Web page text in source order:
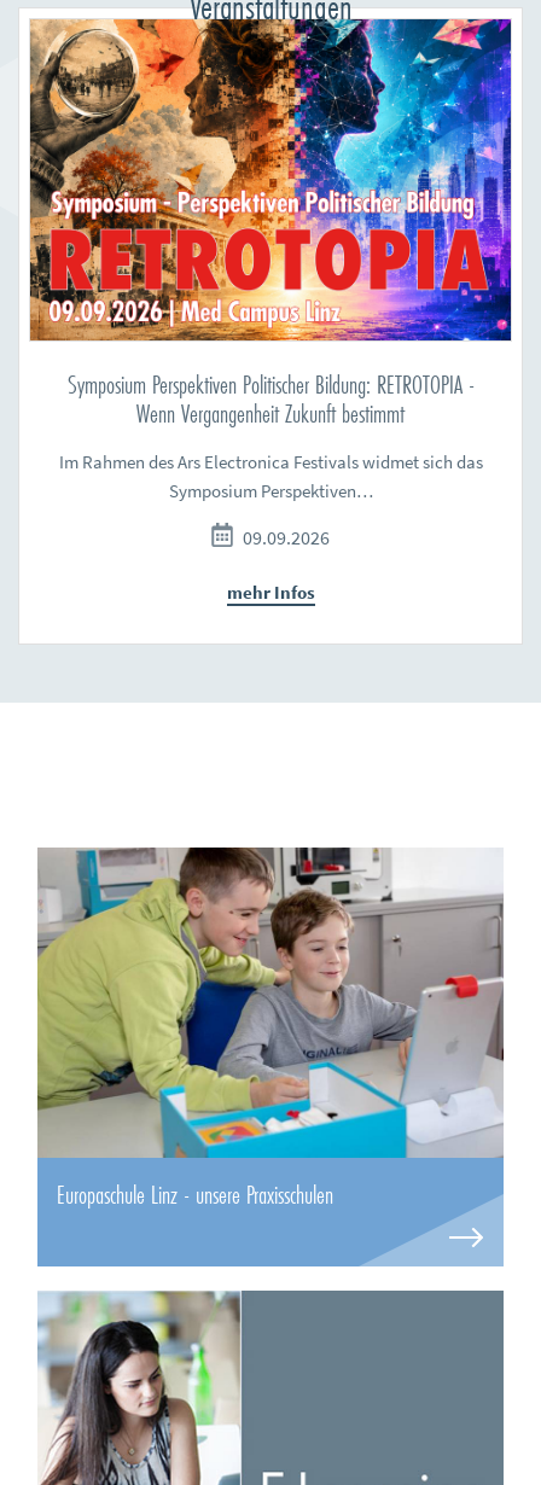
Symposium Perspektiven Politischer Bildung: RETROTOPIA -
Wenn Vergangenheit Zukunft bestimmt
Im Rahmen des Ars Electronica Festivals widmet sich das
Symposium Perspektiven…
09.09.2026
mehr Infos
Europaschule Linz - unsere Praxisschulen